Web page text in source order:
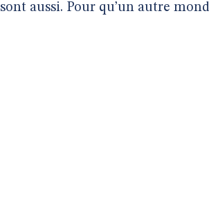
aussi. Pour qu’un autre